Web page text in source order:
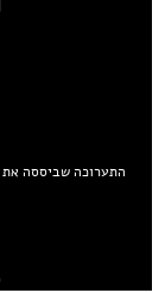
התערוכה שביססה את